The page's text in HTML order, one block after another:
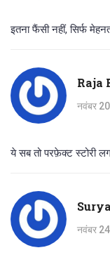
इतना फैंसी नहीं, सिर्फ
Raja
नवंबर
ये सब तो परफ़ेक्ट स्टोरी
नवंबर